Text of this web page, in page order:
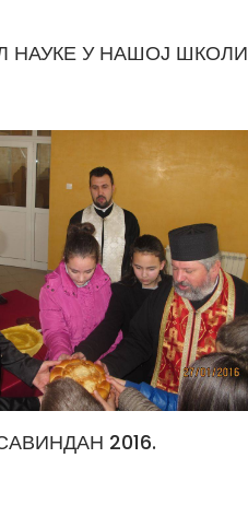
НАУКЕ У НАШОЈ ШКОЛИ
2016.